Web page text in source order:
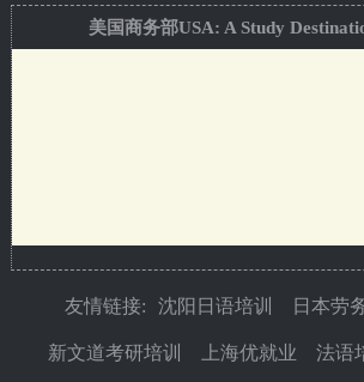
美国商务部USA: A Study
友情链接: 沈阳日语培训 日本劳
新文道考研培训 上海优就业 法语